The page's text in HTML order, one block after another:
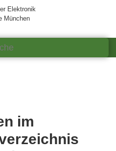
Elektronik
München
im